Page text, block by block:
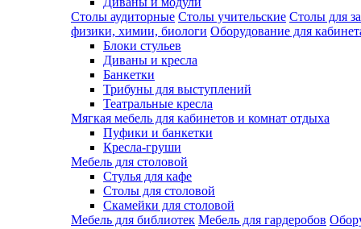
Столы аудиторные Столы учительские Столы для
физики, химии, биологи Оборудование для
Блоки стульев
Диваны и кресла
Банкетки
Трибуны для выступлений
Театральные кресла
Мягкая мебель для кабинетов и комнат отдыха
Пуфики и банкетки
Кресла-груши
Мебель для столовой
Cтулья для кафе
Cтолы для столовой
Скамейки для столовой
Мебель для библиотек Мебель для гардеробов